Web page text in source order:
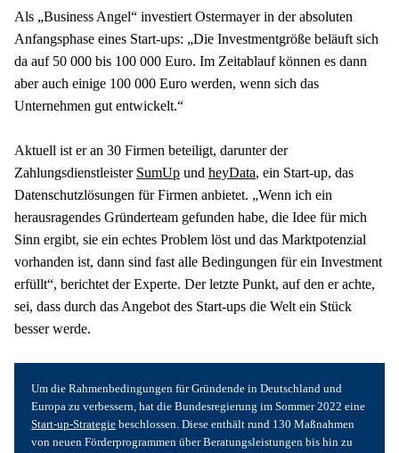
Als „Business Angel“ investiert Ostermayer in der absoluten
Anfangsphase eines Start-ups: „Die Investmentgröße beläuft sich
da auf 50 000 bis 100 000 Euro. Im Zeitablauf können es dann
aber auch einige 100 000 Euro werden, wenn sich das
Unternehmen gut entwickelt.“
Aktuell ist er an 30 Firmen beteiligt, darunter der
Zahlungsdienstleister SumUp und heyData, ein Start-up, das
Datenschutzlösungen für Firmen anbietet. „Wenn ich ein
herausragendes Gründerteam gefunden habe, die Idee für mich
Sinn ergibt, sie ein echtes Problem löst und das Marktpotenzial
vorhanden ist, dann sind fast alle Bedingungen für ein Investment
erfüllt“, berichtet der Experte. Der letzte Punkt, auf den er achte,
sei, dass durch das Angebot des Start-ups die Welt ein Stück
besser werde.
Um die Rahmenbedingungen für Gründende in Deutschland und
Start-up-Strategie beschlossen. Diese enthält rund 130 Maßnahmen
von neuen Förderprogrammen über Beratungsleistungen bis hin zu